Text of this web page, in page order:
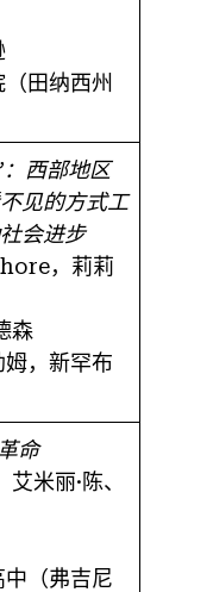
田纳西州
西部地区
见的方式工
会进步
，莉莉
森
，新罕布
命
米丽·陈、
（弗吉尼